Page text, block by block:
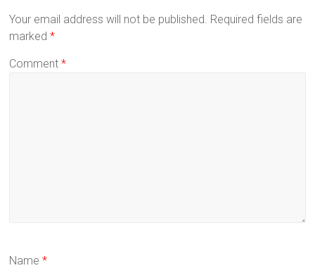
Your email address will not be published. Required fields are
marked*
Comment*
Name*